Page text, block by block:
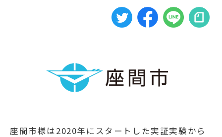
座間市様は2020年にスタートした実証実験から